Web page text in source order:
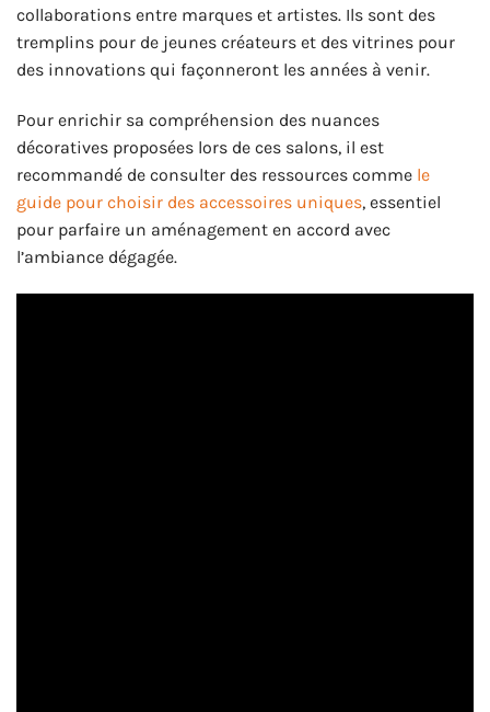
collaborations entre marques et artistes. Ils sont des
tremplins pour de jeunes créateurs et des vitrines pour
des innovations qui façonneront les années à venir.
Pour enrichir sa compréhension des nuances
décoratives proposées lors de ces salons, il est
recommandé de consulter des ressources comme le
guide pour choisir des accessoires uniques, essentiel
pour parfaire un aménagement en accord avec
l’ambiance dégagée.